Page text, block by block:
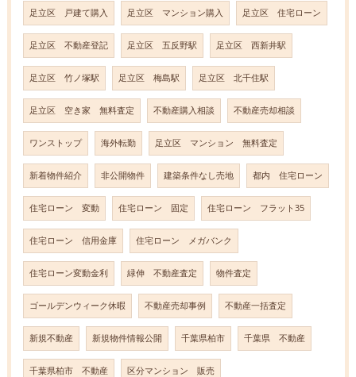
足立区 戸建て購入 足立区 マンション購入 足立区 住宅ローン
足立区 不動産登記 足立区 五反野駅 足立区 西新井駅
足立区 竹ノ塚駅 足立区 梅島駅 足立区 北千住駅
足立区 空き家 無料査定 不動産購入相談 不動産売却相談
ワンストップ 海外転勤 足立区 マンション 無料査定
新着物件紹介 非公開物件 建築条件なし売地 都内 住宅ローン
住宅ローン 変動 住宅ローン 固定 住宅ローン フラット35
住宅ローン 信用金庫 住宅ローン メガバンク
住宅ローン変動金利 緑伸 不動産査定 物件査定
ゴールデンウィーク休暇 不動産売却事例 不動産一括査定
新規不動産 新規物件情報公開 千葉県柏市 千葉県 不動産
千葉県柏市 不動産 区分マンション 販売